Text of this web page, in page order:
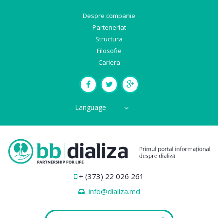
Despre companie
Parteneriat
Structura
Filosofie
Cariera
Language
+ (373) 22 026 261
info@dializa.md